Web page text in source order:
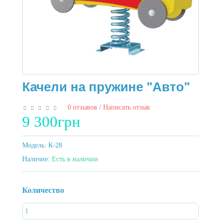
Качели на пружине "Авто"
0 отзывов / Написать отзыв
9 300грн
Модель: К-28
Наличие: Есть в наличии
Количество